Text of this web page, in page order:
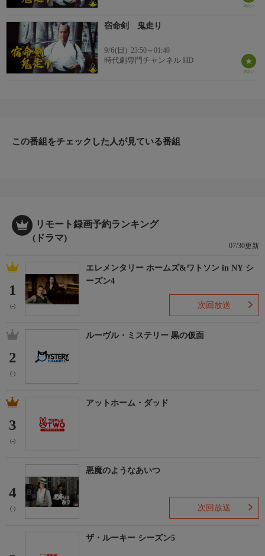
宿命剣 鬼走り
9/6(日) 23:50～01:40
時代劇専門チャンネル HD
この番組をチェックした人が見ている番組
リモート録画予約ランキング
(ドラマ)
07/30更新
1
(-)
エレメンタリー ホームズ&ワトソン in NY シ
ーズン4
次回放送
2
(-)
ルーヴル・ミステリー 黒の仮面
3
(-)
アットホーム・ダッド
4
(-)
悪魔のようなあいつ
次回放送
ザ・ルーキー シーズン5